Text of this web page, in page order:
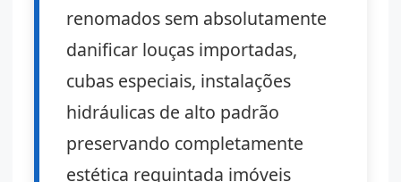
renomados sem absolutamente
danificar louças importadas,
cubas especiais, instalações
hidráulicas de alto padrão
preservando completamente
estética requintada imóveis